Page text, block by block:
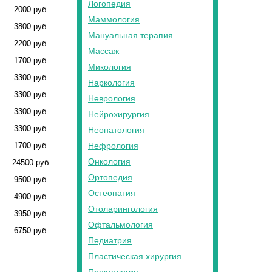
2000 руб.
3800 руб.
2200 руб.
1700 руб.
3300 руб.
3300 руб.
3300 руб.
3300 руб.
1700 руб.
24500 руб.
9500 руб.
4900 руб.
3950 руб.
6750 руб.
Логопедия
Маммология
Мануальная терапия
Массаж
Микология
Наркология
Неврология
Нейрохирургия
Неонатология
Нефрология
Онкология
Ортопедия
Остеопатия
Отоларингология
Офтальмология
Педиатрия
Пластическая хирургия